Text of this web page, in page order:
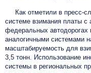
Как отметили в пресс-
системе взимания платы с
федеральных автодорогах
аналогичными системами
масштабируемость для
3,5 тонн. Использование
системы в региональных